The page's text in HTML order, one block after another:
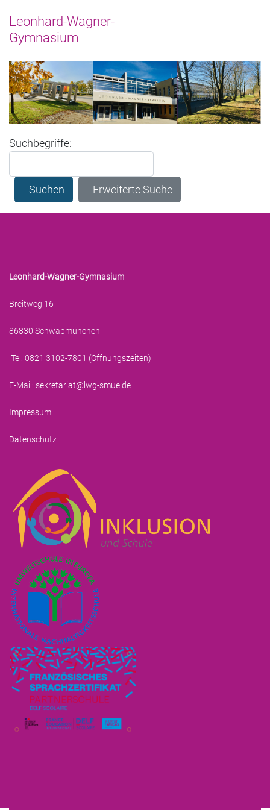
Suchformular
Suchbegriffe:
Suchen Erweiterte Suche
Leonhard-Wagner-Gymnasium
Breitweg 16
86830 Schwabmünchen
Tel: 0821 3102-7801 (Öffnungszeiten)
E-Mail: sekretariat@lwg-smue.de
Impressum
Datenschutz